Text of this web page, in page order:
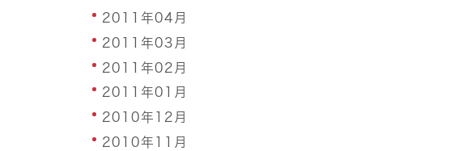
2011年04月
2011年03月
2011年02月
2011年01月
2010年12月
2010年11月